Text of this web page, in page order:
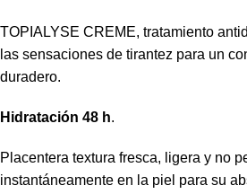
TOPIALYSE CREME, tratamiento
las sensaciones de tirantez para un
duradero.
Hidratación 48 h.
Placentera textura fresca, ligera y no
instantáneamente en la piel para su